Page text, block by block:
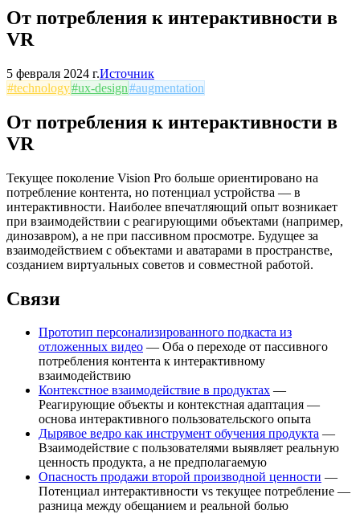
От потребления к интерактивности в
VR
5 февраля 2024 г.Источник
#technology#ux-design#augmentation
От потребления к интерактивности в
VR
Текущее поколение Vision Pro больше ориентировано на
потребление контента, но потенциал устройства — в
интерактивности. Наиболее впечатляющий опыт возникает
при взаимодействии с реагирующими объектами (например,
динозавром), а не при пассивном просмотре. Будущее за
взаимодействием с объектами и аватарами в пространстве,
созданием виртуальных советов и совместной работой.
Связи
Прототип персонализированного подкаста из
отложенных видео — Оба о переходе от пассивного
потребления контента к интерактивному
взаимодействию
Контекстное взаимодействие в продуктах —
Реагирующие объекты и контекстная адаптация —
основа интерактивного пользовательского опыта
Дырявое ведро как инструмент обучения продукта —
Взаимодействие с пользователями выявляет реальную
ценность продукта, а не предполагаемую
Опасность продажи второй производной ценности —
Потенциал интерактивности vs текущее потребление —
разница между обещанием и реальной болью